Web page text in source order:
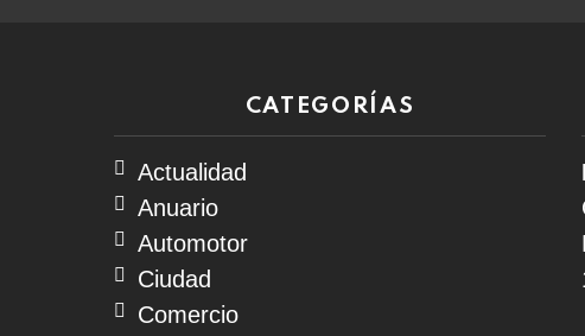
CATEGORÍAS
Actualidad
Anuario
Automotor
Ciudad
Comercio